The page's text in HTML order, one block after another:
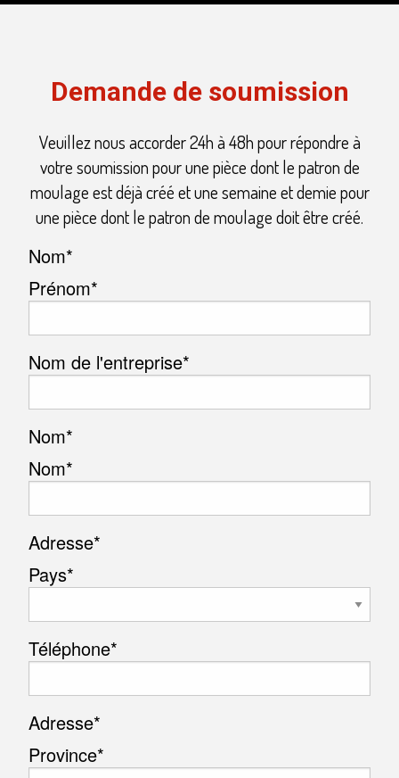
Demande de soumission
Veuillez nous accorder 24h à 48h pour répondre à
votre soumission pour une pièce dont le patron de
moulage est déjà créé et une semaine et demie pour
une pièce dont le patron de moulage doit être créé.
Nom*
Prénom*
Nom de l'entreprise*
Nom*
Nom*
Adresse*
Pays*
Téléphone*
Adresse*
Province*